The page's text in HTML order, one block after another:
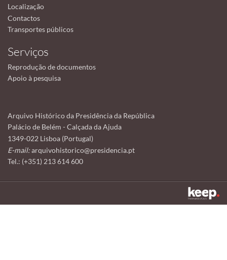
Localização
Contactos
Transportes públicos
Serviços
Reprodução de documentos
Apoio à pesquisa
Arquivo Histórico da Presidência da República
Palácio de Belém - Calçada da Ajuda
1349-022 Lisboa (Portugal)
E-mail:arquivohistorico@presidencia.pt
Tel.: (+351) 213 614 600